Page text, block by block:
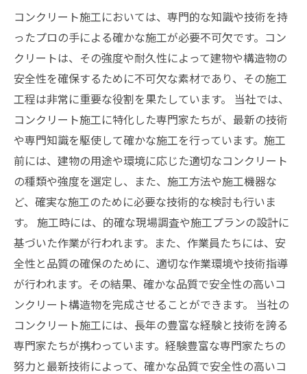
コンクリート施工においては、専門的な知識や技術を持
ったプロの手による確かな施工が必要不可欠です。コン
クリートは、その強度や耐久性によって建物や構造物の
安全性を確保するために不可欠な素材であり、その施工
工程は非常に重要な役割を果たしています。 当社では、
コンクリート施工に特化した専門家たちが、最新の技術
や専門知識を駆使して確かな施工を行っています。施工
前には、建物の用途や環境に応じた適切なコンクリート
の種類や強度を選定し、また、施工方法や施工機器な
ど、確実な施工のために必要な技術的な検討も行いま
す。 施工時には、的確な現場調査や施工プランの設計に
基づいた作業が行われます。また、作業員たちには、安
全性と品質の確保のために、適切な作業環境や技術指導
が行われます。その結果、確かな品質で安全性の高いコ
ンクリート構造物を完成させることができます。 当社の
コンクリート施工には、長年の豊富な経験と技術を誇る
専門家たちが携わっています。経験豊富な専門家たちの
努力と最新技術によって、確かな品質で安全性の高いコ